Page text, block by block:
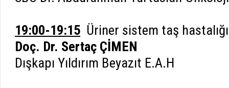
19:00-19:15 Üriner sistem taş
Doç. Dr. Sertaç ÇİMEN
Dışkapı Yıldırım Beyazıt E.A.H